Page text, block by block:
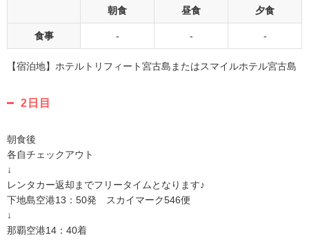
朝食 昼食 夕食
食事 - - -
【宿泊地】ホテルトリフィート宮古島またはスマイルホテル宮古島
2日目
朝食後
各自チェックアウト
↓
レンタカー返却までフリータイムとなります♪
下地島空港13：50発 スカイマーク546便
↓
那覇空港14：40着